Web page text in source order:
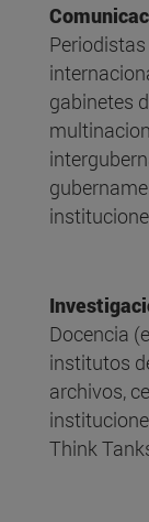
gabinetes
Docencia
institutos
archivos,
Think